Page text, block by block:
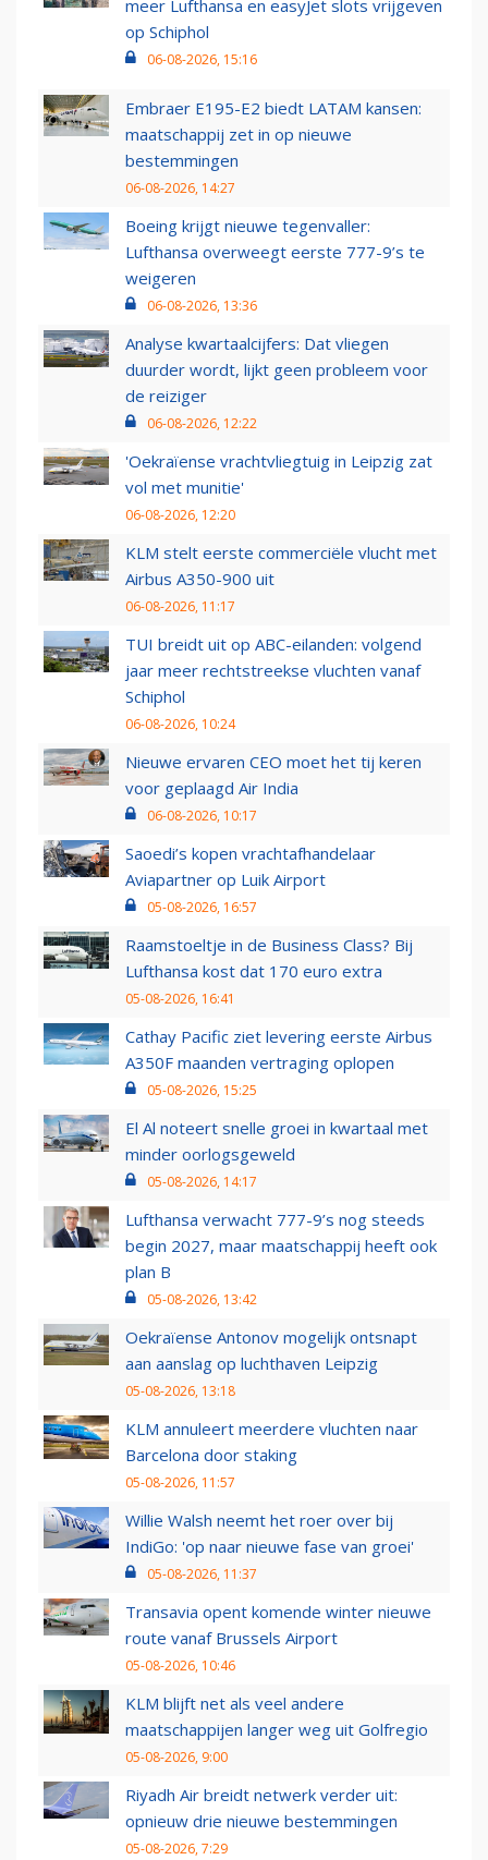
meer Lufthansa en easyJet slots vrijgeven
op Schiphol
06-08-2026, 15:16
Embraer E195-E2 biedt LATAM kansen:
maatschappij zet in op nieuwe
bestemmingen
06-08-2026, 14:27
Boeing krijgt nieuwe tegenvaller:
Lufthansa overweegt eerste 777-9’s te
weigeren
06-08-2026, 13:36
Analyse kwartaalcijfers: Dat vliegen
duurder wordt, lijkt geen probleem voor
de reiziger
06-08-2026, 12:22
'Oekraïense vrachtvliegtuig in Leipzig zat
vol met munitie'
06-08-2026, 12:20
KLM stelt eerste commerciële vlucht met
Airbus A350-900 uit
06-08-2026, 11:17
TUI breidt uit op ABC-eilanden: volgend
jaar meer rechtstreekse vluchten vanaf
Schiphol
06-08-2026, 10:24
Nieuwe ervaren CEO moet het tij keren
voor geplaagd Air India
06-08-2026, 10:17
Saoedi’s kopen vrachtafhandelaar
Aviapartner op Luik Airport
05-08-2026, 16:57
Raamstoeltje in de Business Class? Bij
Lufthansa kost dat 170 euro extra
05-08-2026, 16:41
Cathay Pacific ziet levering eerste Airbus
A350F maanden vertraging oplopen
05-08-2026, 15:25
El Al noteert snelle groei in kwartaal met
minder oorlogsgeweld
05-08-2026, 14:17
Lufthansa verwacht 777-9’s nog steeds
begin 2027, maar maatschappij heeft ook
plan B
05-08-2026, 13:42
Oekraïense Antonov mogelijk ontsnapt
aan aanslag op luchthaven Leipzig
05-08-2026, 13:18
KLM annuleert meerdere vluchten naar
Barcelona door staking
05-08-2026, 11:57
Willie Walsh neemt het roer over bij
IndiGo: 'op naar nieuwe fase van groei'
05-08-2026, 11:37
Transavia opent komende winter nieuwe
route vanaf Brussels Airport
05-08-2026, 10:46
KLM blijft net als veel andere
maatschappijen langer weg uit Golfregio
05-08-2026, 9:00
Riyadh Air breidt netwerk verder uit:
opnieuw drie nieuwe bestemmingen
05-08-2026, 7:29